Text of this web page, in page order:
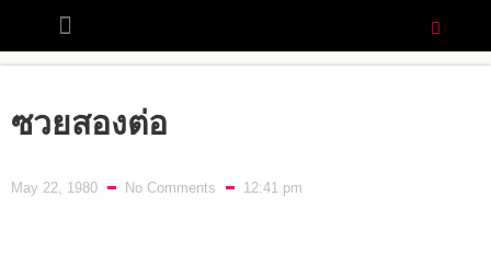
ซวยสองต่อ
May 22, 1980 No Comments 12:41 pm